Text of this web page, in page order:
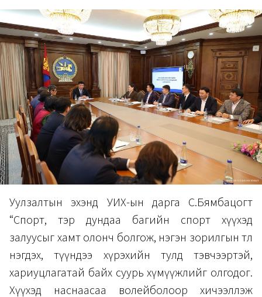
Уулзалтын эхэнд УИХ-ын дарга С.Бямбацогт
“Спорт, тэр дундаа багийн спорт хүүхэд
залуусыг хамт олонч болгож, нэгэн зорилгын төлөө
нэгдэх, түүндээ хүрэхийн тулд тэвчээртэй,
хариуцлагатай байх суурь хүмүүжлийг олгодог.
Хүүхэд наснаасаа волейболоор хичээллэж